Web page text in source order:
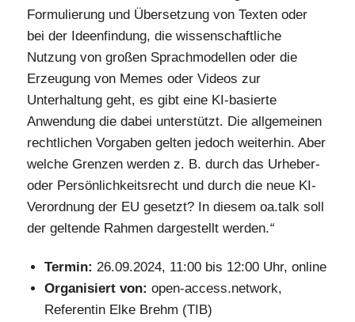
Formulierung und Übersetzung von Texten oder
bei der Ideenfindung, die wissenschaftliche
Nutzung von großen Sprachmodellen oder die
Erzeugung von Memes oder Videos zur
Unterhaltung geht, es gibt eine KI-basierte
Anwendung die dabei unterstützt. Die allgemeinen
rechtlichen Vorgaben gelten jedoch weiterhin. Aber
welche Grenzen werden z. B. durch das Urheber-
oder Persönlichkeitsrecht und durch die neue KI-
Verordnung der EU gesetzt? In diesem oa.talk soll
der geltende Rahmen dargestellt werden.“
Termin: 26.09.2024, 11:00 bis 12:00 Uhr, online
Organisiert von: open-access.network,
Referentin Elke Brehm (TIB)